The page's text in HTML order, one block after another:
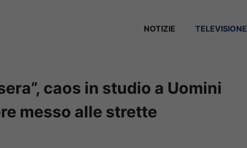
NOTIZIE TELEVISIONE
caos in studio a Uomini
messo alle strette